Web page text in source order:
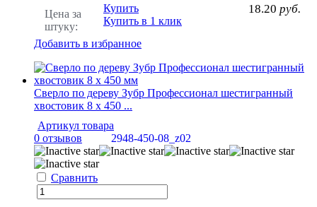
Цена за
штуку:
18.20 руб.
Купить
Купить в 1 клик
Добавить в избранное
Сверло по дереву Зубр Профессионал шестигранный
хвостовик 8 х 450 ...
Артикул товара
2948-450-08_z02
0 отзывов
Сравнить